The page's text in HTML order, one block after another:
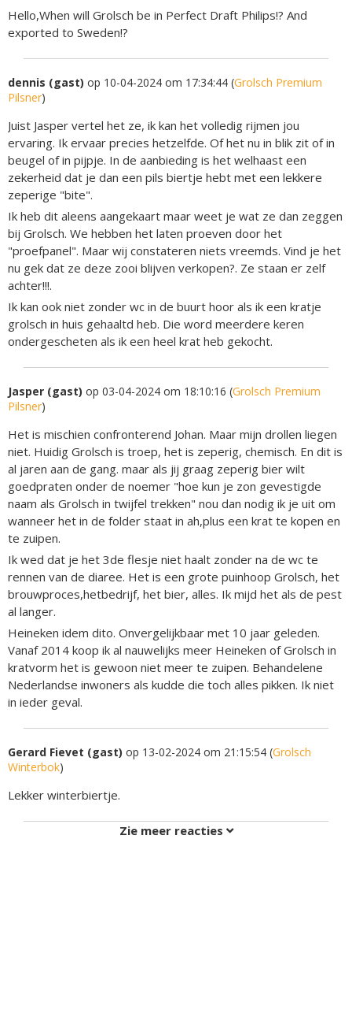
Hello,When will Grolsch be in Perfect Draft Philips!? And
exported to Sweden!?
dennis (gast) op 10-04-2024 om 17:34:44 (Grolsch Premium
Pilsner)
Juist Jasper vertel het ze, ik kan het volledig rijmen jou
ervaring. Ik ervaar precies hetzelfde. Of het nu in blik zit of in
beugel of in pijpje. In de aanbieding is het welhaast een
zekerheid dat je dan een pils biertje hebt met een lekkere
zeperige "bite".
Ik heb dit aleens aangekaart maar weet je wat ze dan zeggen
bij Grolsch. We hebben het laten proeven door het
"proefpanel". Maar wij constateren niets vreemds. Vind je het
nu gek dat ze deze zooi blijven verkopen?. Ze staan er zelf
achter!!!.
Ik kan ook niet zonder wc in de buurt hoor als ik een kratje
grolsch in huis gehaaltd heb. Die word meerdere keren
ondergescheten als ik een heel krat heb gekocht.
Jasper (gast) op 03-04-2024 om 18:10:16 (Grolsch Premium
Pilsner)
Het is mischien confronterend Johan. Maar mijn drollen liegen
niet. Huidig Grolsch is troep, het is zeperig, chemisch. En dit is
al jaren aan de gang. maar als jij graag zeperig bier wilt
goedpraten onder de noemer "hoe kun je zon gevestigde
naam als Grolsch in twijfel trekken" nou dan nodig ik je uit om
wanneer het in de folder staat in ah,plus een krat te kopen en
te zuipen.
Ik wed dat je het 3de flesje niet haalt zonder na de wc te
rennen van de diaree. Het is een grote puinhoop Grolsch, het
brouwproces,hetbedrijf, het bier, alles. Ik mijd het als de pest
al langer.
Heineken idem dito. Onvergelijkbaar met 10 jaar geleden.
Vanaf 2014 koop ik al nauwelijks meer Heineken of Grolsch in
kratvorm het is gewoon niet meer te zuipen. Behandelene
Nederlandse inwoners als kudde die toch alles pikken. Ik niet
in ieder geval.
Gerard Fievet (gast) op 13-02-2024 om 21:15:54 (Grolsch
Winterbok)
Lekker winterbiertje.
Zie meer reacties